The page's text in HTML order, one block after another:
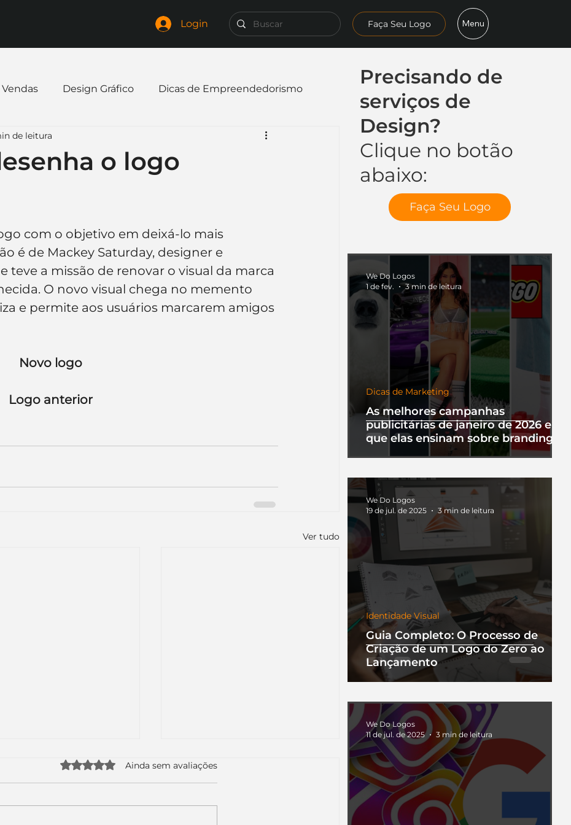
Login Faça Seu Logo Menu
Precisando de
serviços de
Design?
Clique no botão
abaixo:
Faça Seu Logo
As melhores campanhas
publicitárias de janeiro de 2026 e o
que elas ensinam sobre branding
Dicas de Marketing
We Do Logos
1 de fev.
3 min de leitura
Guia Completo: O Processo de
Criação de um Logo do Zero ao
Lançamento
Identidade Visual
We Do Logos
19 de jul. de 2025
3 min de leitura
We Do Logos
11 de jul. de 2025
3 min de leitura
Design Gráfico Dicas de Empreendedorismo
Expandir negócio
Papelaria Curiosidades Frases Logotipo
de empresa Branding
o logo
de leitura
com o objetivo em deixá-lo mais
é de Mackey Saturday, designer e
teve a missão de renovar o visual da marca
O novo visual chega no memento
e permite aos usuários marcarem amigos
Novo logo
Logo anterior
Ver tudo
Avaliado com 0 de 5 estrelas.
Ainda sem avaliações